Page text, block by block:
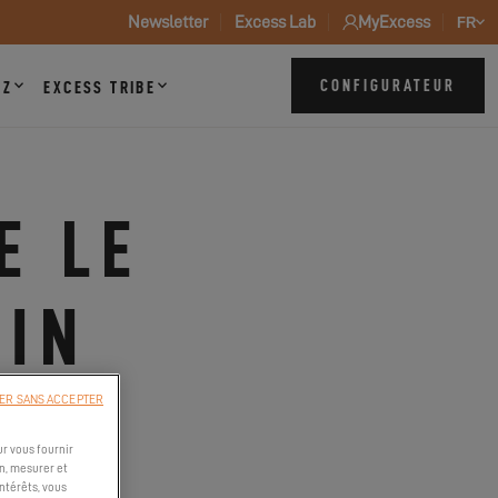
Newsletter Excess Lab MyExcess FR
EXCESS TRIBE CONFIGURATEUR
LE
vous fournir
mesurer et
vous
SANS ACCEPTER